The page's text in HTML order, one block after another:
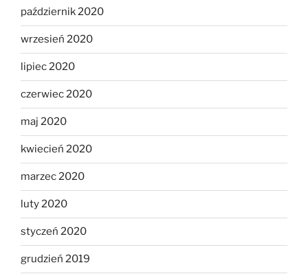
październik 2020
wrzesień 2020
lipiec 2020
czerwiec 2020
maj 2020
kwiecień 2020
marzec 2020
luty 2020
styczeń 2020
grudzień 2019